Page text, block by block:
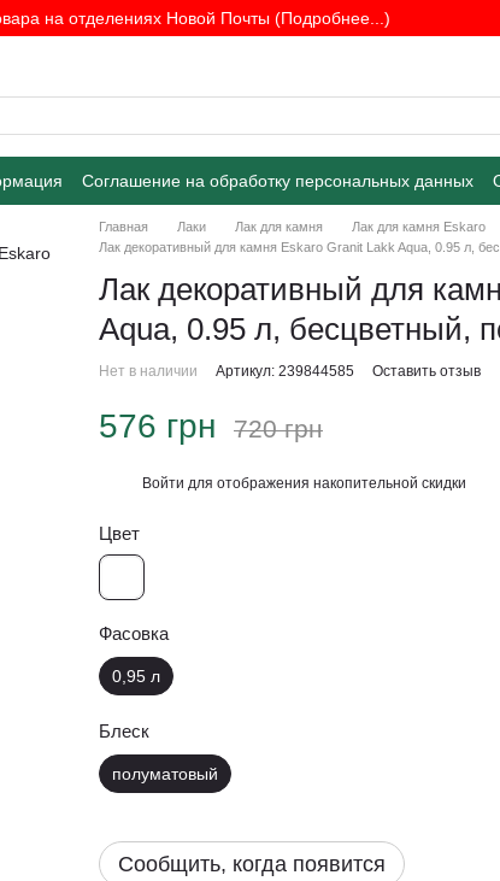
на отделениях Новой Почты (Подробнее...)
Соглашение на обработку персональных данных
Главная Лаки Лак для камня
Лак для камня Eskaro
Лак декоративный для камня Eskaro Granit Lakk Aqua, 0.95 л,
Лак декоративный для
Aqua, 0.95 л, бесцветный,
Нет в наличии Артикул: 239844585 Оставить отзыв
576 грн 720 грн
Войти для отображения накопительной скидки
Цвет
Фасовка
0,95 л
Блеск
полуматовый
Сообщить, когда появится